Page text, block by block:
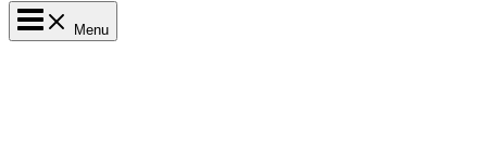
Main
Menu
Menu